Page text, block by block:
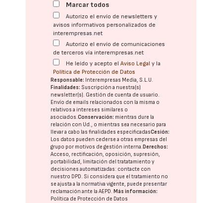
Marcar todos
Autorizo el envío de newsletters y
avisos informativos personalizados de
interempresas.net
Autorizo el envío de comunicaciones
de terceros vía interempresas.net
He leído y acepto elAviso Legal y la
Política de Protección de Datos
Responsable: Interempresas Media, S.L.U.
Finalidades: Suscripción a nuestra(s)
newsletter(s). Gestión de cuenta de usuario.
Envío de emails relacionados con la misma o
relativos a intereses similares o
asociados.Conservación: mientras dure la
relación con Ud., o mientras sea necesario para
llevar a cabo las finalidades especificadasCesión:
Los datos pueden cederse a otras empresas del
grupo por motivos de gestión interna. Derechos:
Acceso, rectificación, oposición, supresión,
portabilidad, limitación del tratatamiento y
decisiones automatizadas: contacte con
nuestro DPD. Si considera que el tratamiento no
se ajusta a la normativa vigente, puede presentar
reclamación ante laAEPD. Más información:
Política de Protección de Datos